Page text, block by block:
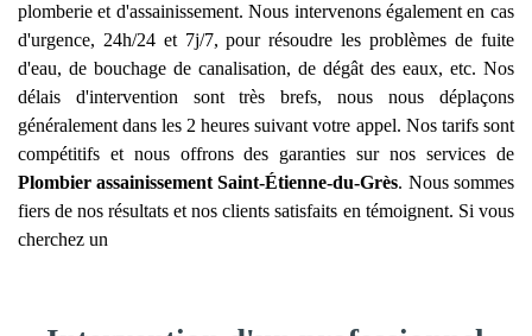
plomberie et d'assainissement. Nous intervenons également en cas
d'urgence, 24h/24 et 7j/7, pour résoudre les problèmes de fuite
d'eau, de bouchage de canalisation, de dégât des eaux, etc. Nos
délais d'intervention sont très brefs, nous nous déplaçons
généralement dans les 2 heures suivant votre appel. Nos tarifs sont
compétitifs et nous offrons des garanties sur nos services de
Plombier assainissement Saint-Étienne-du-Grès. Nous sommes
fiers de nos résultats et nos clients satisfaits en témoignent. Si vous
cherchez un